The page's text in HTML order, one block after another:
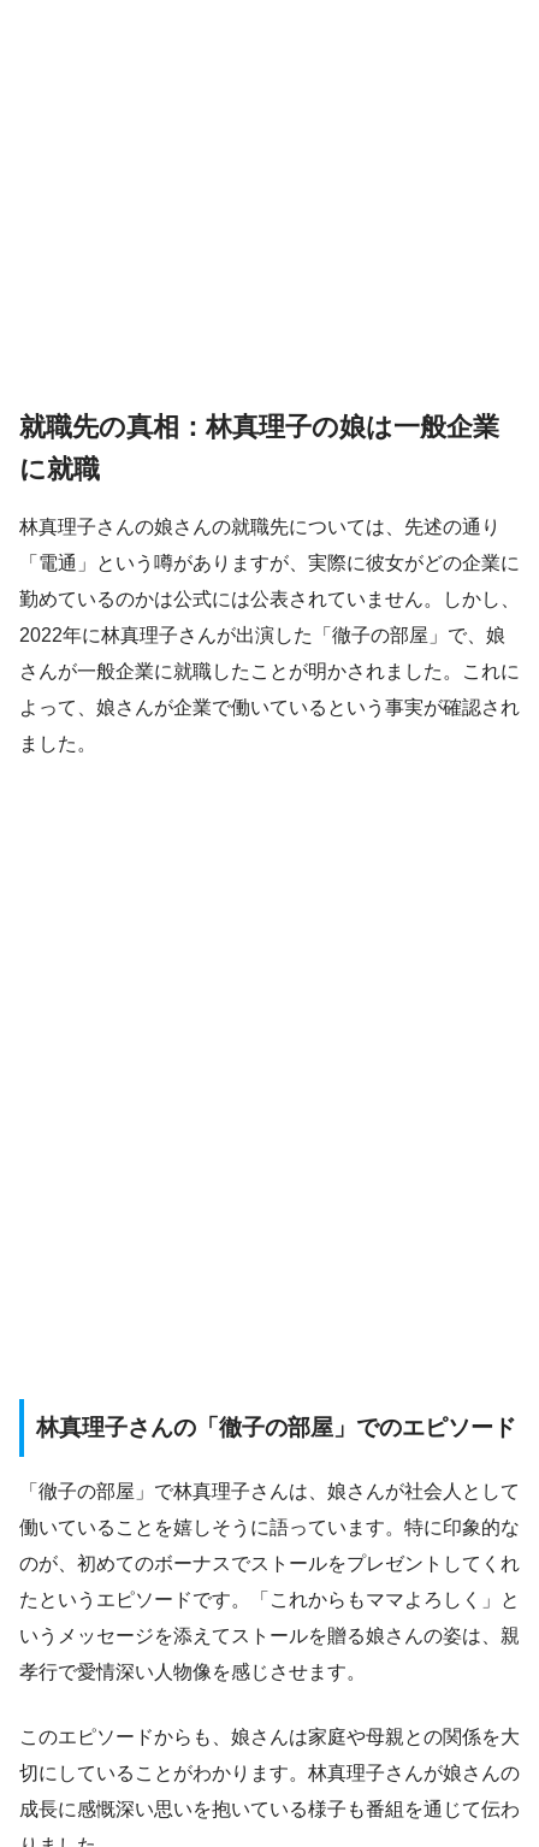
就職先の真相：林真理子の娘は一般企業
に就職
林真理子さんの娘さんの就職先については、先述の通り
「電通」という噂がありますが、実際に彼女がどの企業に
勤めているのかは公式には公表されていません。しかし、
2022年に林真理子さんが出演した「徹子の部屋」で、娘
さんが一般企業に就職したことが明かされました。これに
よって、娘さんが企業で働いているという事実が確認され
ました。
林真理子さんの「徹子の部屋」でのエピソード
「徹子の部屋」で林真理子さんは、娘さんが社会人として
働いていることを嬉しそうに語っています。特に印象的な
のが、初めてのボーナスでストールをプレゼントしてくれ
たというエピソードです。「これからもママよろしく」と
いうメッセージを添えてストールを贈る娘さんの姿は、親
孝行で愛情深い人物像を感じさせます。
このエピソードからも、娘さんは家庭や母親との関係を大
切にしていることがわかります。林真理子さんが娘さんの
成長に感慨深い思いを抱いている様子も番組を通じて伝わ